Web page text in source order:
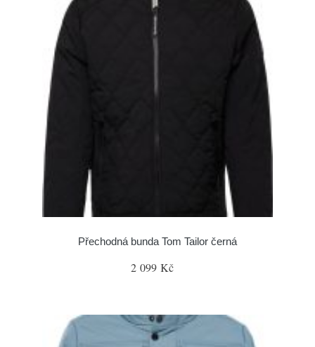
Přechodná bunda Tom Tailor černá
2 099 Kč